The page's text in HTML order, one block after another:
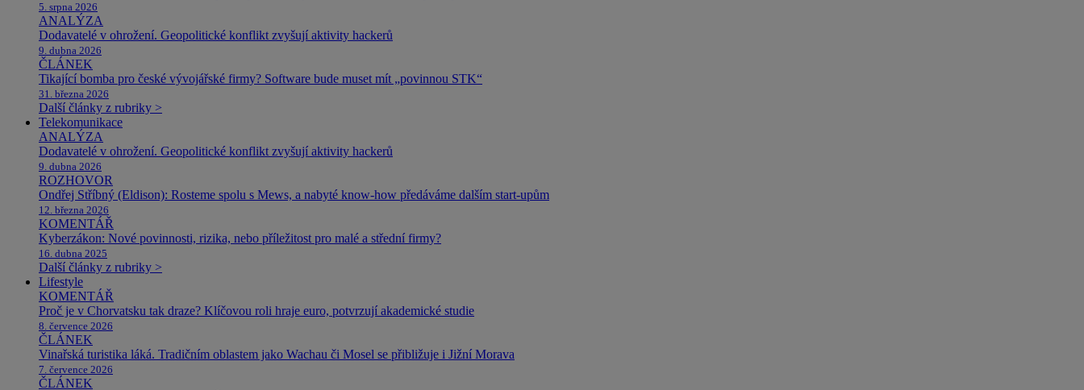
5. srpna 2026
ANALÝZA
Dodavatelé v ohrožení. Geopolitické konflikt zvyšují aktivity hackerů
9. dubna 2026
ČLÁNEK
Tikající bomba pro české vývojářské firmy? Software bude muset mít „povinnou STK“
31. března 2026
Další články z rubriky >
Telekomunikace
ANALÝZA
Dodavatelé v ohrožení. Geopolitické konflikt zvyšují aktivity hackerů
9. dubna 2026
ROZHOVOR
Ondřej Stříbný (Eldison): Rosteme spolu s Mews, a nabyté know-how předáváme dalším start-upům
12. března 2026
KOMENTÁŘ
Kyberzákon: Nové povinnosti, rizika, nebo příležitost pro malé a střední firmy?
16. dubna 2025
Další články z rubriky >
Lifestyle
KOMENTÁŘ
Proč je v Chorvatsku tak draze? Klíčovou roli hraje euro, potvrzují akademické studie
8. července 2026
ČLÁNEK
Vinařská turistika láká. Tradičním oblastem jako Wachau či Mosel se přibližuje i Jižní Morava
7. července 2026
ČLÁNEK